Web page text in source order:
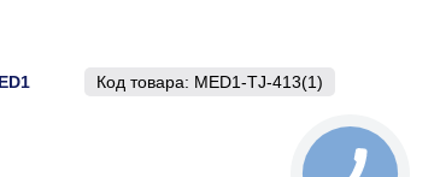
Код товара: MED1-TJ-413(1)